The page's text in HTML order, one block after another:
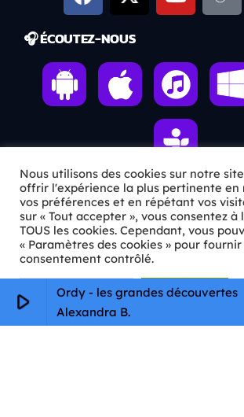
play_arrow
Ordy - les grandes découvertes
Alexandra B.
🎧 ÉCOUTEZ-NOUS
ℹ️ INFOS PRATIQUES
✉️Contact
🦊Qui sommes-nous ?
📄
Mentions légales
Nous utilisons des cookies sur notre
offrir l'expérience la plus pertinente en
vos préférences et en répétant vos
sur « Tout accepter », vous consentez
TOUS les cookies. Cependant, vous
« Paramètres des cookies » pour fournir
consentement contrôlé.
Paramètres Cookie Tout accepter